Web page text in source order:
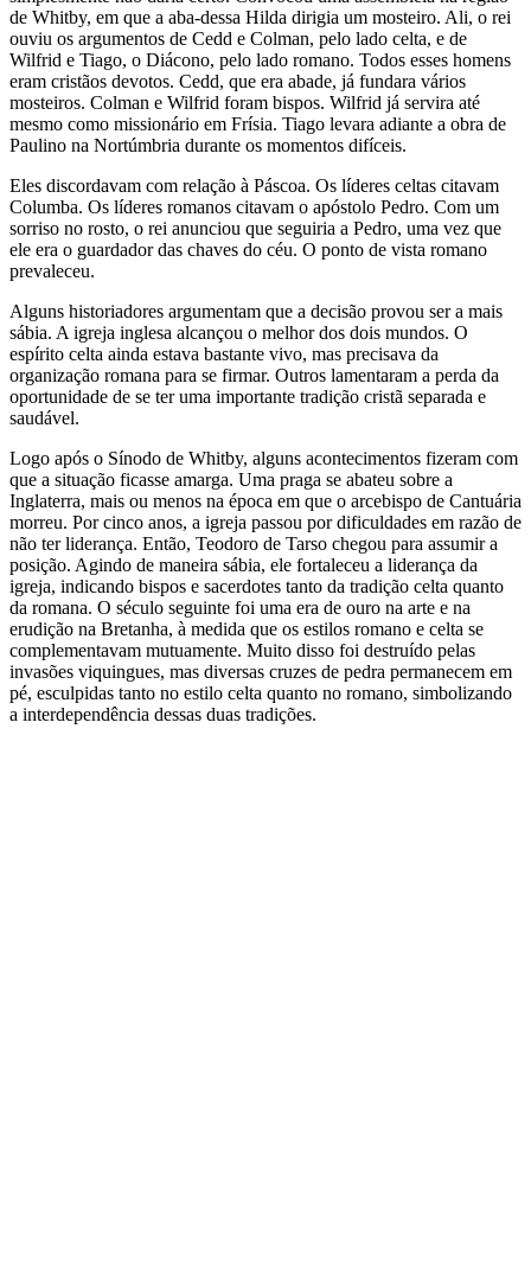
de Whitby, em que a aba-dessa Hilda dirigia um mosteiro. Ali, o rei
ouviu os argumentos de Cedd e Colman, pelo lado celta, e de
Wilfrid e Tiago, o Diácono, pelo lado romano. Todos esses homens
eram cristãos devotos. Cedd, que era abade, já fundara vários
mosteiros. Colman e Wilfrid foram bispos. Wilfrid já servira até
mesmo como missionário em Frísia. Tiago levara adiante a obra de
Paulino na Nortúmbria durante os momentos difíceis.
Eles discordavam com relação à Páscoa. Os líderes celtas citavam
Columba. Os líderes romanos citavam o apóstolo Pedro. Com um
sorriso no rosto, o rei anunciou que seguiria a Pedro, uma vez que
ele era o guardador das chaves do céu. O ponto de vista romano
prevaleceu.
Alguns historiadores argumentam que a decisão provou ser a mais
sábia. A igreja inglesa alcançou o melhor dos dois mundos. O
espírito celta ainda estava bastante vivo, mas precisava da
organização romana para se firmar. Outros lamentaram a perda da
oportunidade de se ter uma importante tradição cristã separada e
saudável.
Logo após o Sínodo de Whitby, alguns acontecimentos fizeram com
que a situação ficasse amarga. Uma praga se abateu sobre a
Inglaterra, mais ou menos na época em que o arcebispo de Cantuária
morreu. Por cinco anos, a igreja passou por dificuldades em razão de
não ter liderança. Então, Teodoro de Tarso chegou para assumir a
posição. Agindo de maneira sábia, ele fortaleceu a liderança da
igreja, indicando bispos e sacerdotes tanto da tradição celta quanto
da romana. O século seguinte foi uma era de ouro na arte e na
erudição na Bretanha, à medida que os estilos romano e celta se
complementavam mutuamente. Muito disso foi destruído pelas
invasões viquingues, mas diversas cruzes de pedra permanecem em
pé, esculpidas tanto no estilo celta quanto no romano, simbolizando
a interdependência dessas duas tradições.